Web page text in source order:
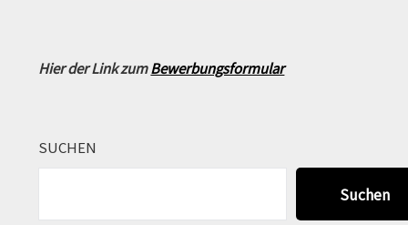
Hier der Link zumBewerbungsformular
SUCHEN
Suchen